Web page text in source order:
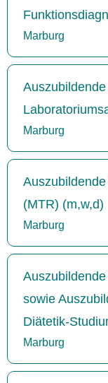
Marburg
Marburg
(MTR) (m,w,d)
Marburg
sowie
Diätetik-
Marburg